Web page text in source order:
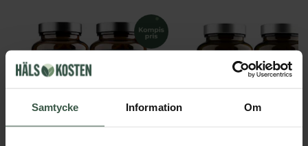
Samtycke Information Om